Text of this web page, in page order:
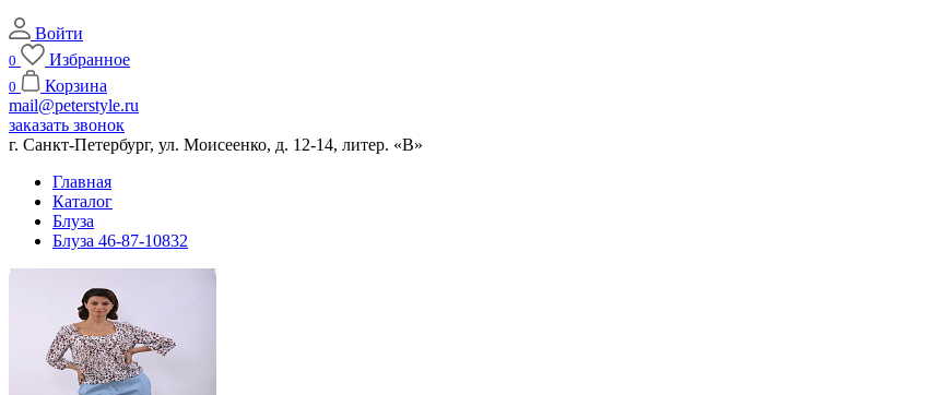
Войти
0 Избранное
0
Корзина
mail@peterstyle.ru
заказать звонок
г. Санкт-Петербург, ул. Моисеенко, д. 12-14, литер. «В»
Главная
Каталог
Блуза
Блуза 46-87-10832